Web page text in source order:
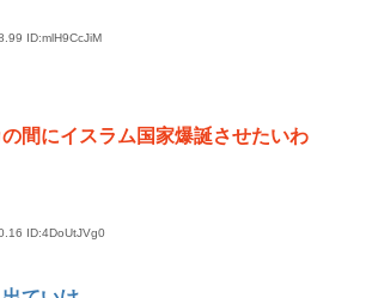
ID:mlH9CcJiM
間にイスラム国家爆誕させたいわ
ID:4DoUtJVg0